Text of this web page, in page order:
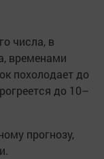
числа, в
временами
похолодает до
до 10–
прогнозу,